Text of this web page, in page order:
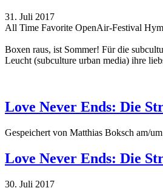
31. Juli 2017
All Time Favorite OpenAir-Festival
Boxen raus, ist Sommer! Für die
Leucht (subculture urban media) ihre
Love Never Ends: Die
Gespeichert von Matthias Boksch am/
Love Never Ends: Die
30. Juli 2017